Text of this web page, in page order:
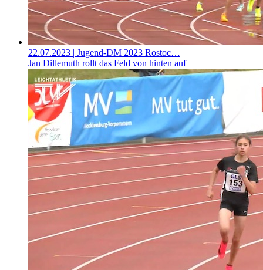
22.07.2023 | Jugend-DM 2023 Rostoc…
Jan Dillemuth rollt das Feld von hinten auf